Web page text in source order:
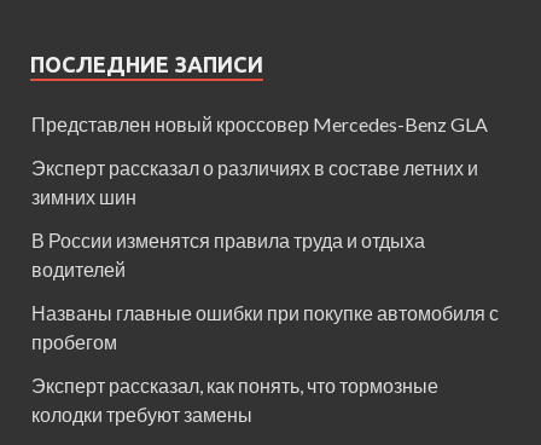
ПОСЛЕДНИЕ ЗАПИСИ
Представлен новый кроссовер Mercedes-Benz GLA
Эксперт рассказал о различиях в составе летних и
зимних шин
В России изменятся правила труда и отдыха
водителей
Названы главные ошибки при покупке автомобиля с
пробегом
Эксперт рассказал, как понять, что тормозные
колодки требуют замены